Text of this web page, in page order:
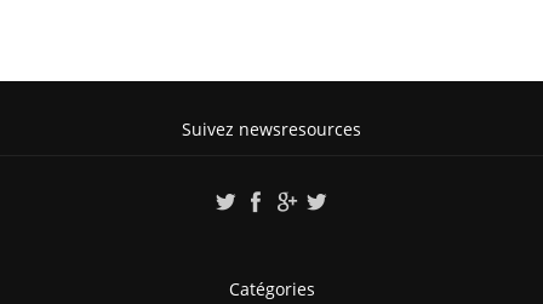
Suivez newsresources
Catégories